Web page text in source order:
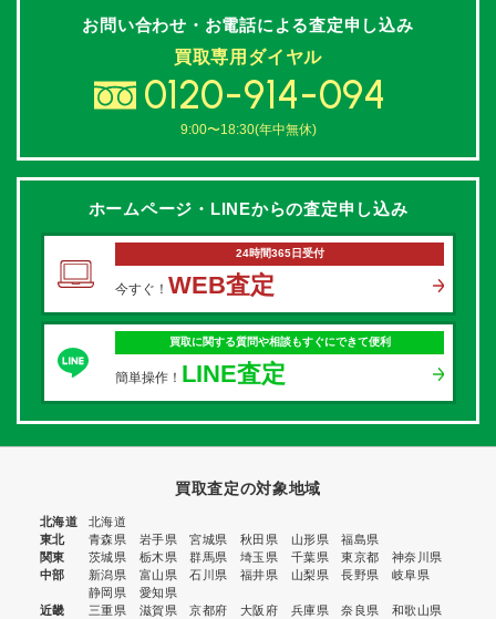
お問い合わせ・お電話による査定申し込み
買取専用ダイヤル
0120-914-094
9:00〜18:30(年中無休)
ホームページ・LINEからの査定申し込み
24時間365日受付
今すぐ！ WEB査定
買取に関する質問や相談もすぐにできて便利
簡単操作！ LINE査定
買取査定の対象地域
北海道
北海道
東北
青森県 岩手県 宮城県 秋田県 山形県
福島県
関東
茨城県 栃木県 群馬県 埼玉県 千葉県 東京都
神奈川県
中部
新潟県 富山県 石川県 福井県 山梨県 長野県
岐阜県
静岡県
愛知県
近畿
三重県 滋賀県 京都府 大阪府 兵庫県 奈良県
和歌山県